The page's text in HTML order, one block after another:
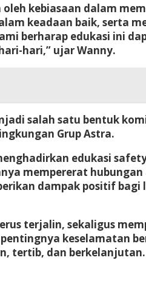
kebiasaan dalam
keadaan baik, serta
berharap edukasi ini
hari,” ujar Wanny.
salah satu bentuk
Grup Astra.
edukasi
mempererat
dampak positif bagi
terjalin, sekaligus
keselamatan
tertib, dan berkelanjutan.